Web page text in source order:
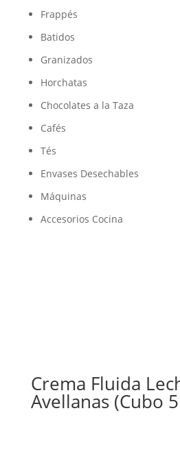
Frappés
Batidos
Granizados
Horchatas
Chocolates a la Taza
Cafés
Tés
Envases Desechables
Máquinas
Accesorios Cocina
Crema Fluida
Avellanas (Cubo